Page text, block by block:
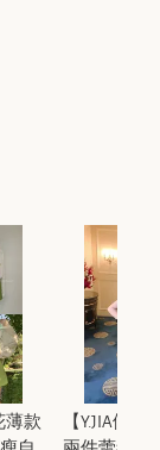
薄款
【Y.JIA伊